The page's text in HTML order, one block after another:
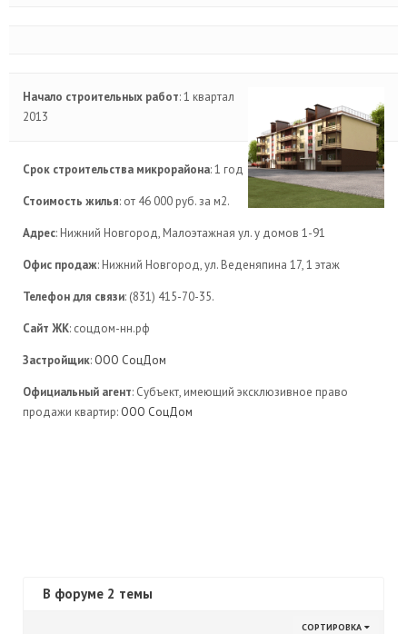
Начало строительных работ: 1 квартал
2013
Срок строительства микрорайона: 1 год
Стоимость жилья: от 46 000 руб. за м2.
Адрес: Нижний Новгород, Малоэтажная ул. у домов 1-91
Офис продаж: Нижний Новгород, ул. Веденяпина 17, 1 этаж
Телефон для связи: (831) 415-70-35.
Сайт ЖК: соцдом-нн.рф
Застройщик: ООО СоцДом
Официальный агент: Субъект, имеющий эксклюзивное право
продажи квартир: ООО СоцДом
В форуме 2 темы
СОРТИРОВКА